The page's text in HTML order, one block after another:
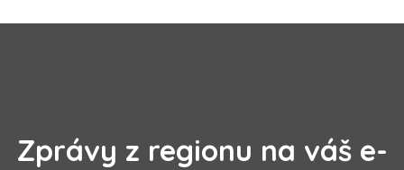
Zprávy z regionu na váš e-